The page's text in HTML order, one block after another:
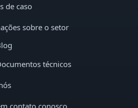
de caso
sobre o setor
técnicos
contato conosco